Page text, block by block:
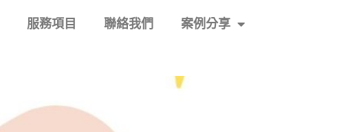
服務項目 聯絡我們 案例分享